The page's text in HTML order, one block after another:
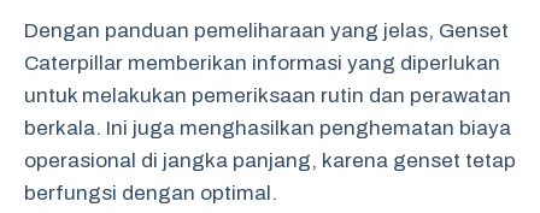
Dengan panduan pemeliharaan yang jelas, Genset
Caterpillar memberikan informasi yang diperlukan
untuk melakukan pemeriksaan rutin dan perawatan
berkala. Ini juga menghasilkan penghematan biaya
operasional di jangka panjang, karena genset tetap
berfungsi dengan optimal.